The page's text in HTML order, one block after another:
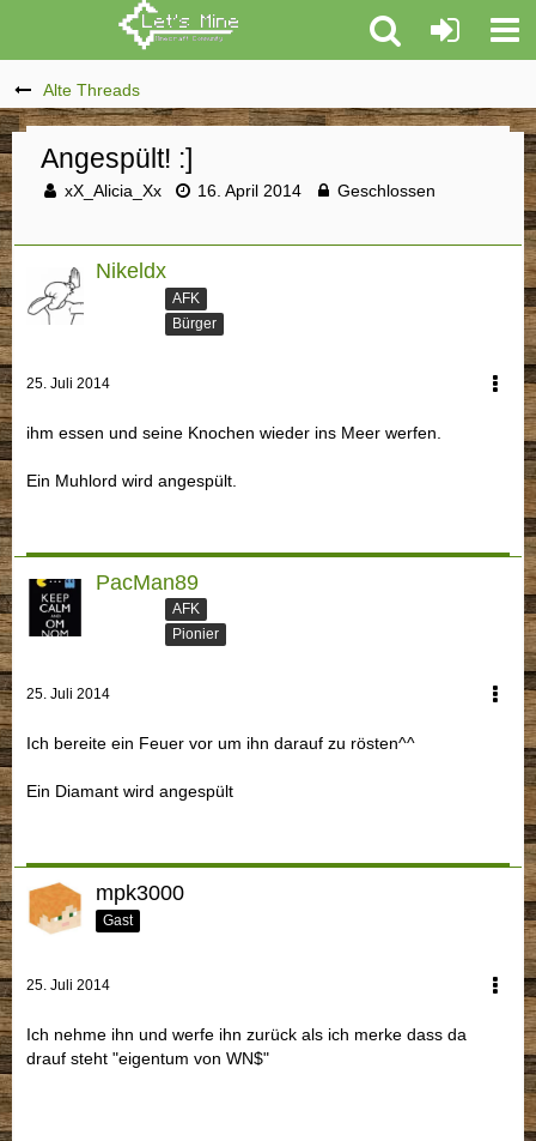
Alte Threads
Angespült! :]
xX_Alicia_Xx 16. April 2014 Geschlossen
Nikeldx
AFK
Bürger
25. Juli 2014
ihm essen und seine Knochen wieder ins Meer werfen.
Ein Muhlord wird angespült.
PacMan89
AFK
Pionier
25. Juli 2014
Ich bereite ein Feuer vor um ihn darauf zu rösten^^
Ein Diamant wird angespült
mpk3000
Gast
25. Juli 2014
Ich nehme ihn und werfe ihn zurück als ich merke dass da
drauf steht "eigentum von WN$"